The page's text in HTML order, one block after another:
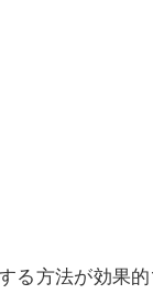
る方法が効果